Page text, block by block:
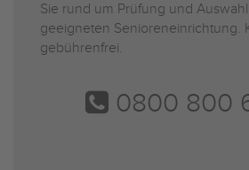
Sie rund um Prüfung und
geeigneten Senioreneinrichtung.
gebührenfrei.
0800 800